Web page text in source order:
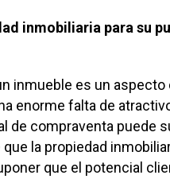
inmobiliaria para su
inmueble es un aspecto
enorme falta de
de compraventa puede
la propiedad
que el potencial